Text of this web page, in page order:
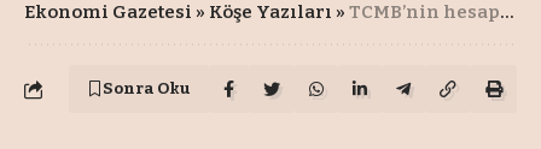
Ekonomi Gazetesi » Köşe Yazıları » TCMB’nin hesapları petrolün ortalama 89 dolarda kalmasına bağlı
Sonra Oku